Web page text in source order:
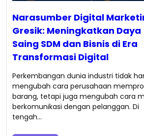
Narasumber Digital
Gresik: Meningkatkan Daya
Saing SDM dan Bisnis di Era
Transformasi Digital
Perkembangan dunia industri tidak
mengubah cara perusahaan
barang, tetapi juga mengubah cara
berkomunikasi dengan pelanggan. Di
tengah…